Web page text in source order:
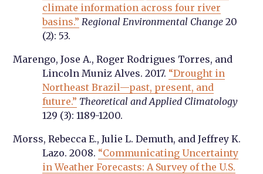
climate information across four river
basins.” Regional Environmental Change 20
(2): 53.
Marengo, Jose A., Roger Rodrigues Torres, and
Lincoln Muniz Alves. 2017. “Drought in
Northeast Brazil—past, present, and
future.” Theoretical and Applied Climatology
129 (3): 1189-1200.
Morss, Rebecca E., Julie L. Demuth, and Jeffrey K.
Lazo. 2008. “Communicating Uncertainty
in Weather Forecasts: A Survey of the U.S.